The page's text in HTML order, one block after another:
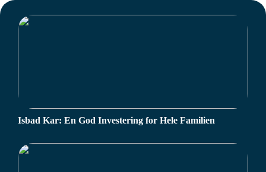
Isbad Kar: En God Investering for Hele Familien